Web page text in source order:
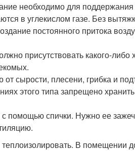
необходимо для поддержания
в углекислом газе. Без
постоянного притока
присутствовать какого-либо
сырости, плесени, грибка и
этого типа запрещено
помощью спички. Нужно ее
В помещении